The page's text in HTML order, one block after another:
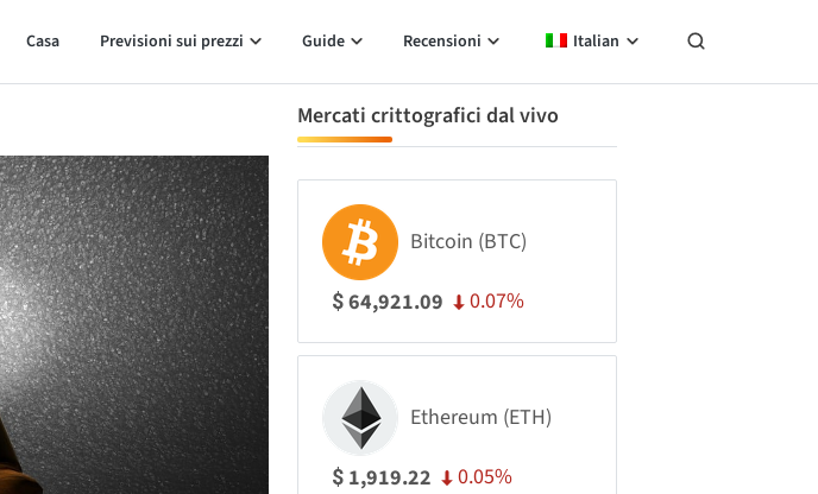
Casa Previsioni sui prezzi Guide Recensioni Italian
Mercati crittografici dal vivo
Bitcoin (BTC)
$64,921.09 0.07%
Ethereum (ETH)
$ 1,919.22 0.05%